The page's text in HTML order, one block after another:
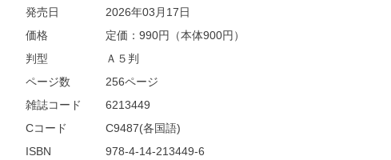
発売日
2026年03月17日
価格
定価： 990円（本体900円）
判型
Ａ５判
ページ数
256ページ
雑誌コード
6213449
Cコード
C9487(各国語)
ISBN
978-4-14-213449-6